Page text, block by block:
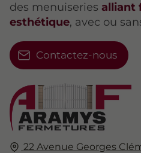
22 Avenue Georges
des menuiseries alliant
esthétique, avec ou
Contactez-nous